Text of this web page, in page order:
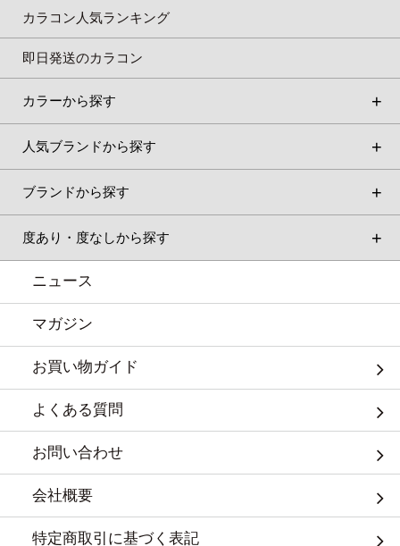
カラコン人気ランキング
即日発送のカラコン
カラーから探す
人気ブランドから探す
ブランドから探す
度あり・度なしから探す
ニュース
マガジン
お買い物ガイド
よくある質問
お問い合わせ
会社概要
特定商取引に基づく表記